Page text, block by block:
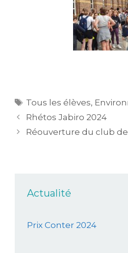
Tous les élèves,
Rhétos Jabiro 2024
Réouverture du club
Actualité
Prix Conter 2024